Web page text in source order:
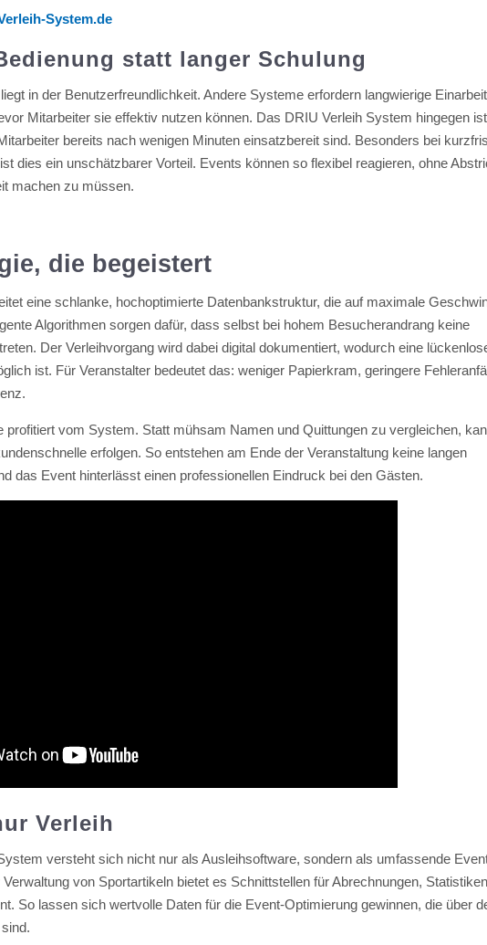
System.de
statt langer Schulung
in der Benutzerfreundlichkeit. Andere Systeme erfordern langwierige
Mitarbeiter sie effektiv nutzen können. Das DRIU Verleih System hingegen
bereits nach wenigen Minuten einsatzbereit sind. Besonders bei
dies ein unschätzbarer Vorteil. Events können so flexibel reagieren, ohne
machen zu müssen.
die begeistert
eine schlanke, hochoptimierte Datenbankstruktur, die auf maximale
Algorithmen sorgen dafür, dass selbst bei hohem Besucherandrang keine
Der Verleihvorgang wird dabei digital dokumentiert, wodurch eine
ist. Für Veranstalter bedeutet das: weniger Papierkram, geringere
profitiert vom System. Statt mühsam Namen und Quittungen zu vergleichen,
erfolgen. So entstehen am Ende der Veranstaltung keine langen
das Event hinterlässt einen professionellen Eindruck bei den Gästen.
Verleih
versteht sich nicht nur als Ausleihsoftware, sondern als umfassende
von Sportartikeln bietet es Schnittstellen für Abrechnungen,
So lassen sich wertvolle Daten für die Event-Optimierung gewinnen, die über